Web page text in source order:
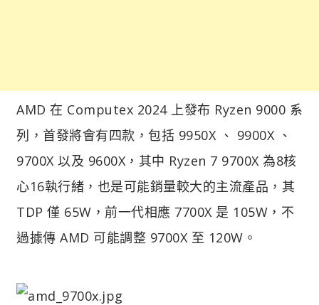
AMD 在 Computex 2024 上發布 Ryzen 9000 系
列，首發將會有四款，包括 9950X 、 9900X 、
9700X 以及 9600X，其中 Ryzen 7 9700X 為8核
心16執行緒，也是可能銷量較大的主流產品，其
TDP 僅 65W，前一代相應 7700X 是 105W，不
過據傳 AMD 可能調整 9700X 至 120W。